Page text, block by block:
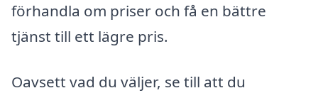
förhandla om priser och få en bättre
tjänst till ett lägre pris.
Oavsett vad du väljer, se till att du